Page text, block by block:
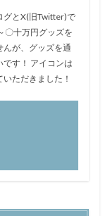
グとX(旧Twitter)で
〇十万円グッズを
が、グッズを通
す！ アイコンは
ただきました！